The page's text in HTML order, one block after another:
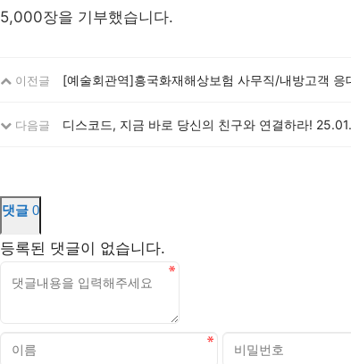
5,000장을 기부했습니다.
이전글 [예술회관역]흥국화재해상보험 사무직/내방고객 응
다음글 디스코드, 지금 바로 당신의 친구와 연결하라!
댓글 0
등록된 댓글이 없습니다.